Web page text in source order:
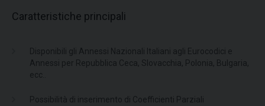
Caratteristiche principali
Disponibili gli Annessi Nazionali Italiani agli Eurocodici e
Annessi per Repubblica Ceca, Slovacchia, Polonia, Bulgaria,
ecc..
Possibilità di inserimento di Coefficienti Parziali